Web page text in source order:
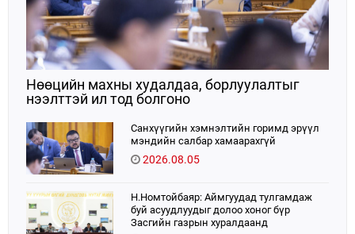
Нөөцийн махны худалдаа, борлуулалтыг
нээлттэй ил тод болгоно
Санхүүгийн хэмнэлтийн горимд эрүүл
мэндийн салбар хамаарахгүй
2026.08.05
Н.Номтойбаяр: Аймгуудад тулгамдаж
буй асуудлуудыг долоо хоног бүр
Засгийн газрын хуралдаанд